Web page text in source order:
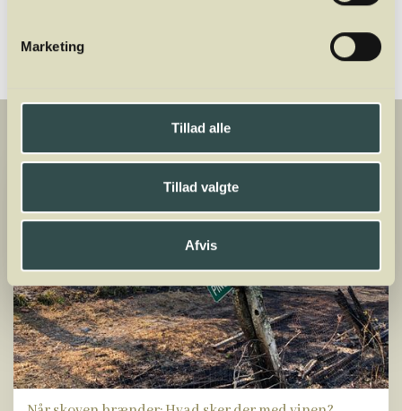
Marketing
Tillad alle
Tillad valgte
Afvis